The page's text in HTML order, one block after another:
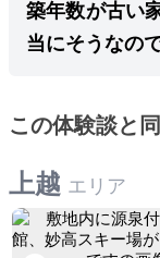
築年数が古い
当にそうなの
この体験談と
上越 エリア